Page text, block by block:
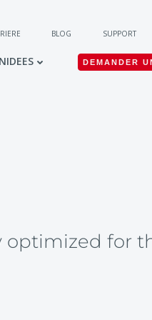
BLOG SUPPORT
DEMANDER
optimized for